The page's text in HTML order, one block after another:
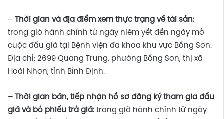
– Thời gian và địa điểm xem thực trạng về tài sản:
trong giờ hành chính từ ngày niêm yết đến ngày mở
cuộc đấu giá tại Bệnh viện đa khoa khu vực Bồng Sơn.
Địa chỉ: 2699 Quang Trung, phường Bồng Sơn, thị xã
Hoài Nhơn, tỉnh Bình Định.
– Thời gian bán,tiếp nhận hồ sơ đăng ký tham gia đấu
giá và bỏ phiếu trả giá: trong giờ hành chính từ ngày